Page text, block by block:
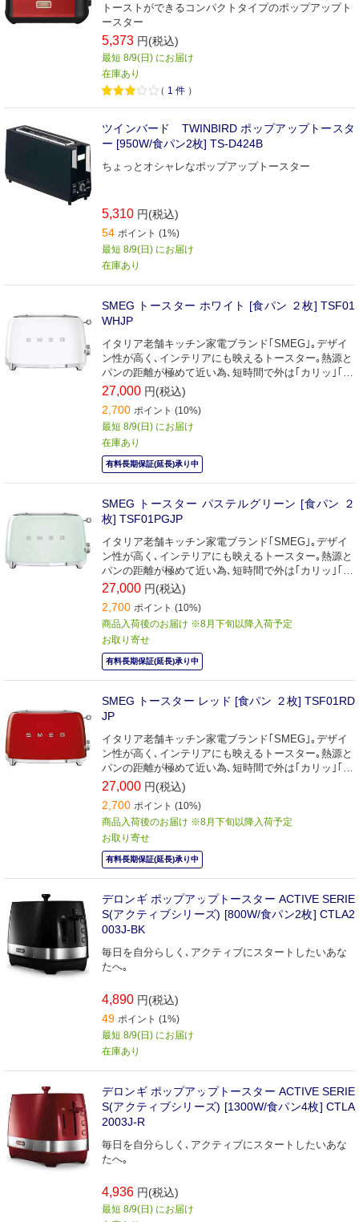
トーストができるコンパクトタイプのポップアップト
ースター
5,373 円(税込)
最短 8/9(日) にお届け
在庫あり
（ 1 件 ）
ツインバード TWINBIRD ポップアップトースタ
ー [950W/食パン2枚] TS-D424B
ちょっとオシャレなポップアップトースター
5,310 円(税込)
54 ポイント (1%)
最短 8/9(日) にお届け
在庫あり
SMEG トースター ホワイト [食パン ２枚] TSF01
WHJP
イタリア老舗キッチン家電ブランド｢SMEG｣｡デザイ
ン性が高く､インテリアにも映えるトースター｡熱源と
パンの距離が極めて近い為､短時間で外は｢カリッ｣｢中
はふんわりもちもち｣と美味しく焼き上げます｡
27,000 円(税込)
2,700 ポイント (10%)
最短 8/9(日) にお届け
在庫あり
有料長期保証(延長)承り中
SMEG トースター パステルグリーン [食パン ２
枚] TSF01PGJP
イタリア老舗キッチン家電ブランド｢SMEG｣｡デザイ
ン性が高く､インテリアにも映えるトースター｡熱源と
パンの距離が極めて近い為､短時間で外は｢カリッ｣｢中
はふんわりもちもち｣と美味しく焼き上げます｡
27,000 円(税込)
2,700 ポイント (10%)
商品入荷後のお届け ※8月下旬以降入荷予定
お取り寄せ
有料長期保証(延長)承り中
SMEG トースター レッド [食パン ２枚] TSF01RD
JP
イタリア老舗キッチン家電ブランド｢SMEG｣｡デザイ
ン性が高く､インテリアにも映えるトースター｡熱源と
パンの距離が極めて近い為､短時間で外は｢カリッ｣｢中
はふんわりもちもち｣と美味しく焼き上げます｡
27,000 円(税込)
2,700 ポイント (10%)
商品入荷後のお届け ※8月下旬以降入荷予定
お取り寄せ
有料長期保証(延長)承り中
デロンギ ポップアップトースター ACTIVE SERIE
S(アクティブシリーズ) [800W/食パン2枚] CTLA2
003J-BK
毎日を自分らしく､アクティブにスタートしたいあな
たへ｡
4,890 円(税込)
49 ポイント (1%)
最短 8/9(日) にお届け
在庫あり
デロンギ ポップアップトースター ACTIVE SERIE
S(アクティブシリーズ) [1300W/食パン4枚] CTLA
2003J-R
毎日を自分らしく､アクティブにスタートしたいあな
たへ｡
4,936 円(税込)
最短 8/9(日) にお届け